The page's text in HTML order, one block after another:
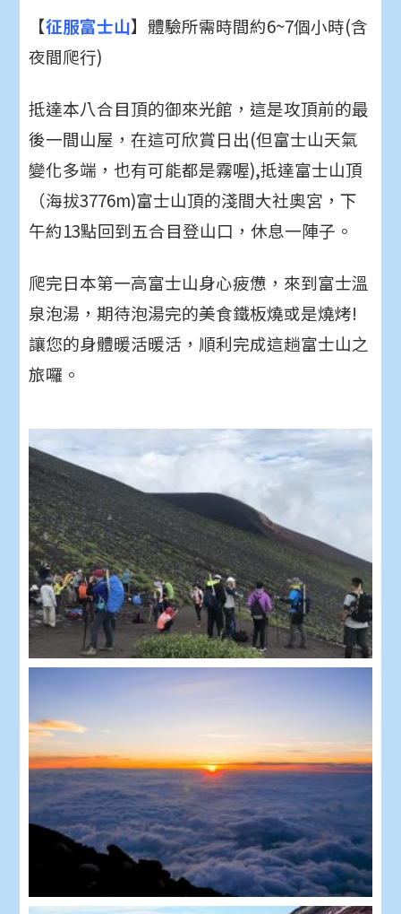
【征服富士山】體驗所需時間約6~7個小時(含
夜間爬行)
抵達本八合目頂的御來光館，這是攻頂前的最
後一間山屋，在這可欣賞日出(但富士山天氣
變化多端，也有可能都是霧喔),抵達富士山頂
（海拔3776m)富士山頂的淺間大社奧宮，下
午約13點回到五合目登山口，休息一陣子。
爬完日本第一高富士山身心疲憊，來到富士溫
泉泡湯，期待泡湯完的美食鐵板燒或是燒烤!
讓您的身體暖活暖活，順利完成這趟富士山之
旅囉。